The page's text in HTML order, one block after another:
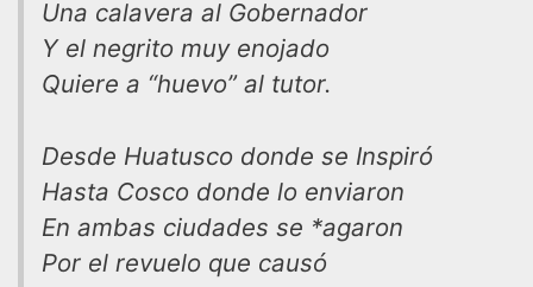
Una calavera al Gobernador
Y el negrito muy enojado
Quiere a “huevo” al tutor.
Desde Huatusco donde se Inspiró
Hasta Cosco donde lo enviaron
En ambas ciudades se *agaron
Por el revuelo que causó